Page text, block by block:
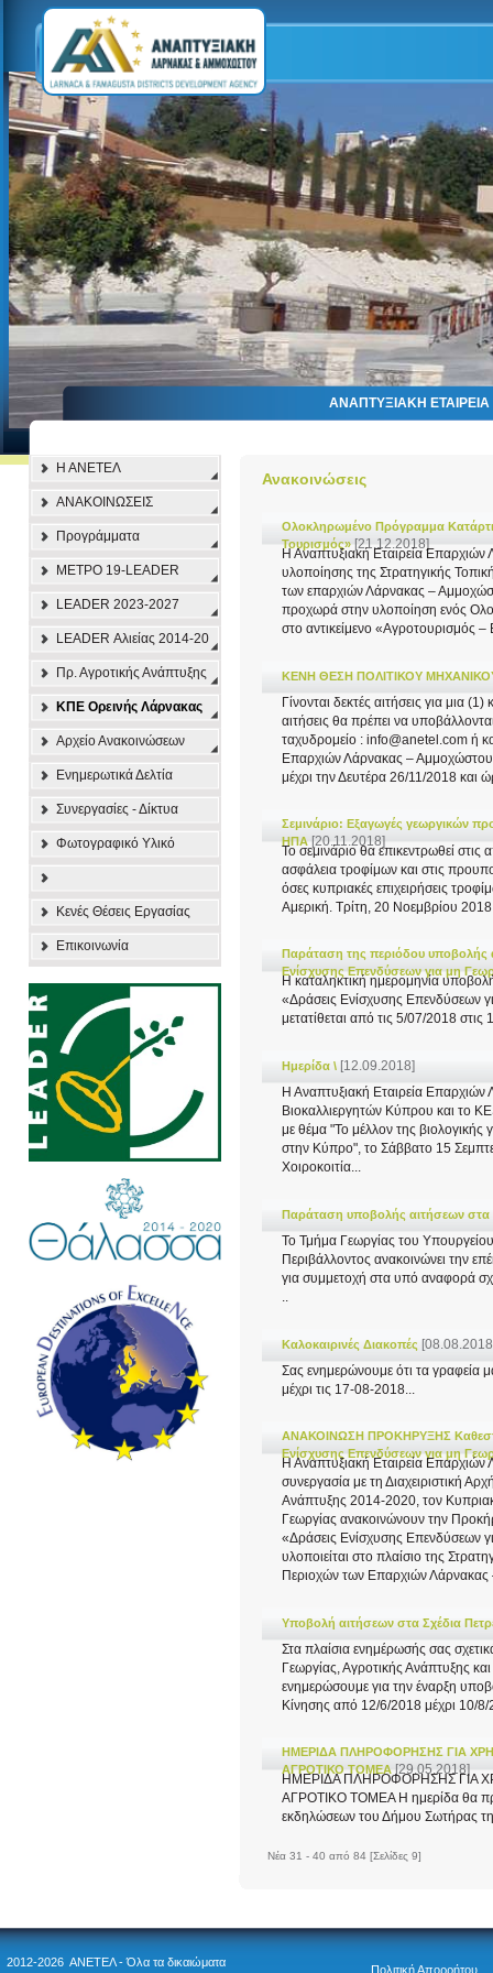
ΑΝΑΠΤΥΞΙΑΚΗ
Η ΑΝΕΤΕΛ
ΑΝΑΚΟΙΝΩΣΕΙΣ
Προγράμματα
ΜΕΤΡΟ 19-LEADER
LEADER 2023-2027
LEADER Αλιείας 2014-20
Πρ. Αγροτικής Ανάπτυξης
ΚΠΕ Ορεινής Λάρνακας
Αρχείο Ανακοινώσεων
Ενημερωτικά Δελτία
Συνεργασίες - Δίκτυα
Φωτογραφικό Υλικό
Κενές Θέσεις Εργασίας
Επικοινωνία
Ανακοινώσεις
Ολοκληρωμένο Πρόγραμμα
Τουρισμός» [21.12.2018]
Η Αναπτυξιακή Εταιρεία
υλοποίησης της Στρατηγικής
των επαρχιών Λάρνακας –
προχωρά στην υλοποίηση ενός
στο αντικείμενο «Αγροτουρισμός
ΚΕΝΗ ΘΕΣΗ ΠΟΛΙΤΙΚΟΥ
Γίνονται δεκτές αιτήσεις για μια
αιτήσεις θα πρέπει να
ταχυδρομείο : info@anetel.com ή
Επαρχιών Λάρνακας –
μέχρι την Δευτέρα 26/11/2018 και
Σεμινάριο: Εξαγωγές γεωργικών
ΗΠΑ [20.11.2018]
Το σεμινάριο θα επικεντρωθεί στις
ασφάλεια τροφίμων και στις
όσες κυπριακές επιχειρήσεις
Αμερική. Τρίτη, 20 Νοεμβρίου
Παράταση της περιόδου υποβολής
Ενίσχυσης Επενδύσεων για μη
Η καταληκτική ημερομηνία
«Δράσεις Ενίσχυσης Επενδύσεων
μετατίθεται από τις 5/07/2018
Ημερίδα \ [12.09.2018]
Η Αναπτυξιακή Εταιρεία
Βιοκαλλιεργητών Κύπρου και το
με θέμα "Το μέλλον της βιολογικής
στην Κύπρο", το Σάββατο 15
Χοιροκοιτία...
Παράταση υποβολής αιτήσεων στα
Το Τμήμα Γεωργίας του
Περιβάλλοντος ανακοινώνει την
για συμμετοχή στα υπό αναφορά
..
Καλοκαιρινές Διακοπές
Σας ενημερώνουμε ότι τα γραφεία
μέχρι τις 17-08-2018...
ΑΝΑΚΟΙΝΩΣΗ ΠΡΟΚΗΡΥΞΗΣ
Ενίσχυσης Επενδύσεων για μη
Η Αναπτυξιακή Εταιρεία
συνεργασία με τη Διαχειριστική
Ανάπτυξης 2014-2020, τον
Γεωργίας ανακοινώνουν την
«Δράσεις Ενίσχυσης Επενδύσεων
υλοποιείται στο πλαίσιο της
Περιοχών των Επαρχιών
Υποβολή αιτήσεων στα Σχέδια
Στα πλαίσια ενημέρωσής σας
Γεωργίας, Αγροτικής Ανάπτυξης
ενημερώσουμε για την έναρξη
Κίνησης από 12/6/2018 μέχρι 10/
ΗΜΕΡΙΔΑ ΠΛΗΡΟΦΟΡΗΣΗΣ ΓΙΑ
ΑΓΡΟΤΙΚΟ ΤΟΜΕΑ [29.05.2018]
ΗΜΕΡΙΔΑ ΠΛΗΡΟΦΟΡΗΣΗΣ ΓΙΑ
ΑΓΡΟΤΙΚΟ ΤΟΜΕΑ Η ημερίδα θα
εκδηλώσεων του Δήμου Σωτήρας
Νέα 31 - 40 από 84 [Σελίδες 9]
2012-2026 ΑΝΕΤΕΛ - Όλα τα δικαιώματα
Πολιτική Απορρήτου